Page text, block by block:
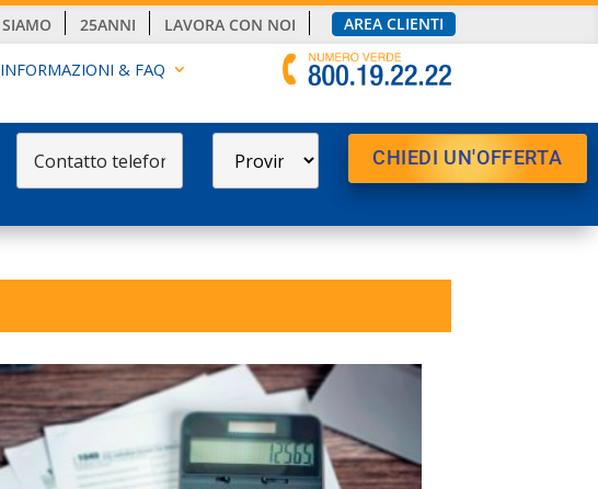
25ANNI LAVORA CON NOI AREA CLIENTI
INFORMAZIONI & FAQ